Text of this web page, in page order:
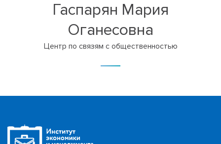
Гаспарян Мария
Оганесовна
Центр по связям с общественностью